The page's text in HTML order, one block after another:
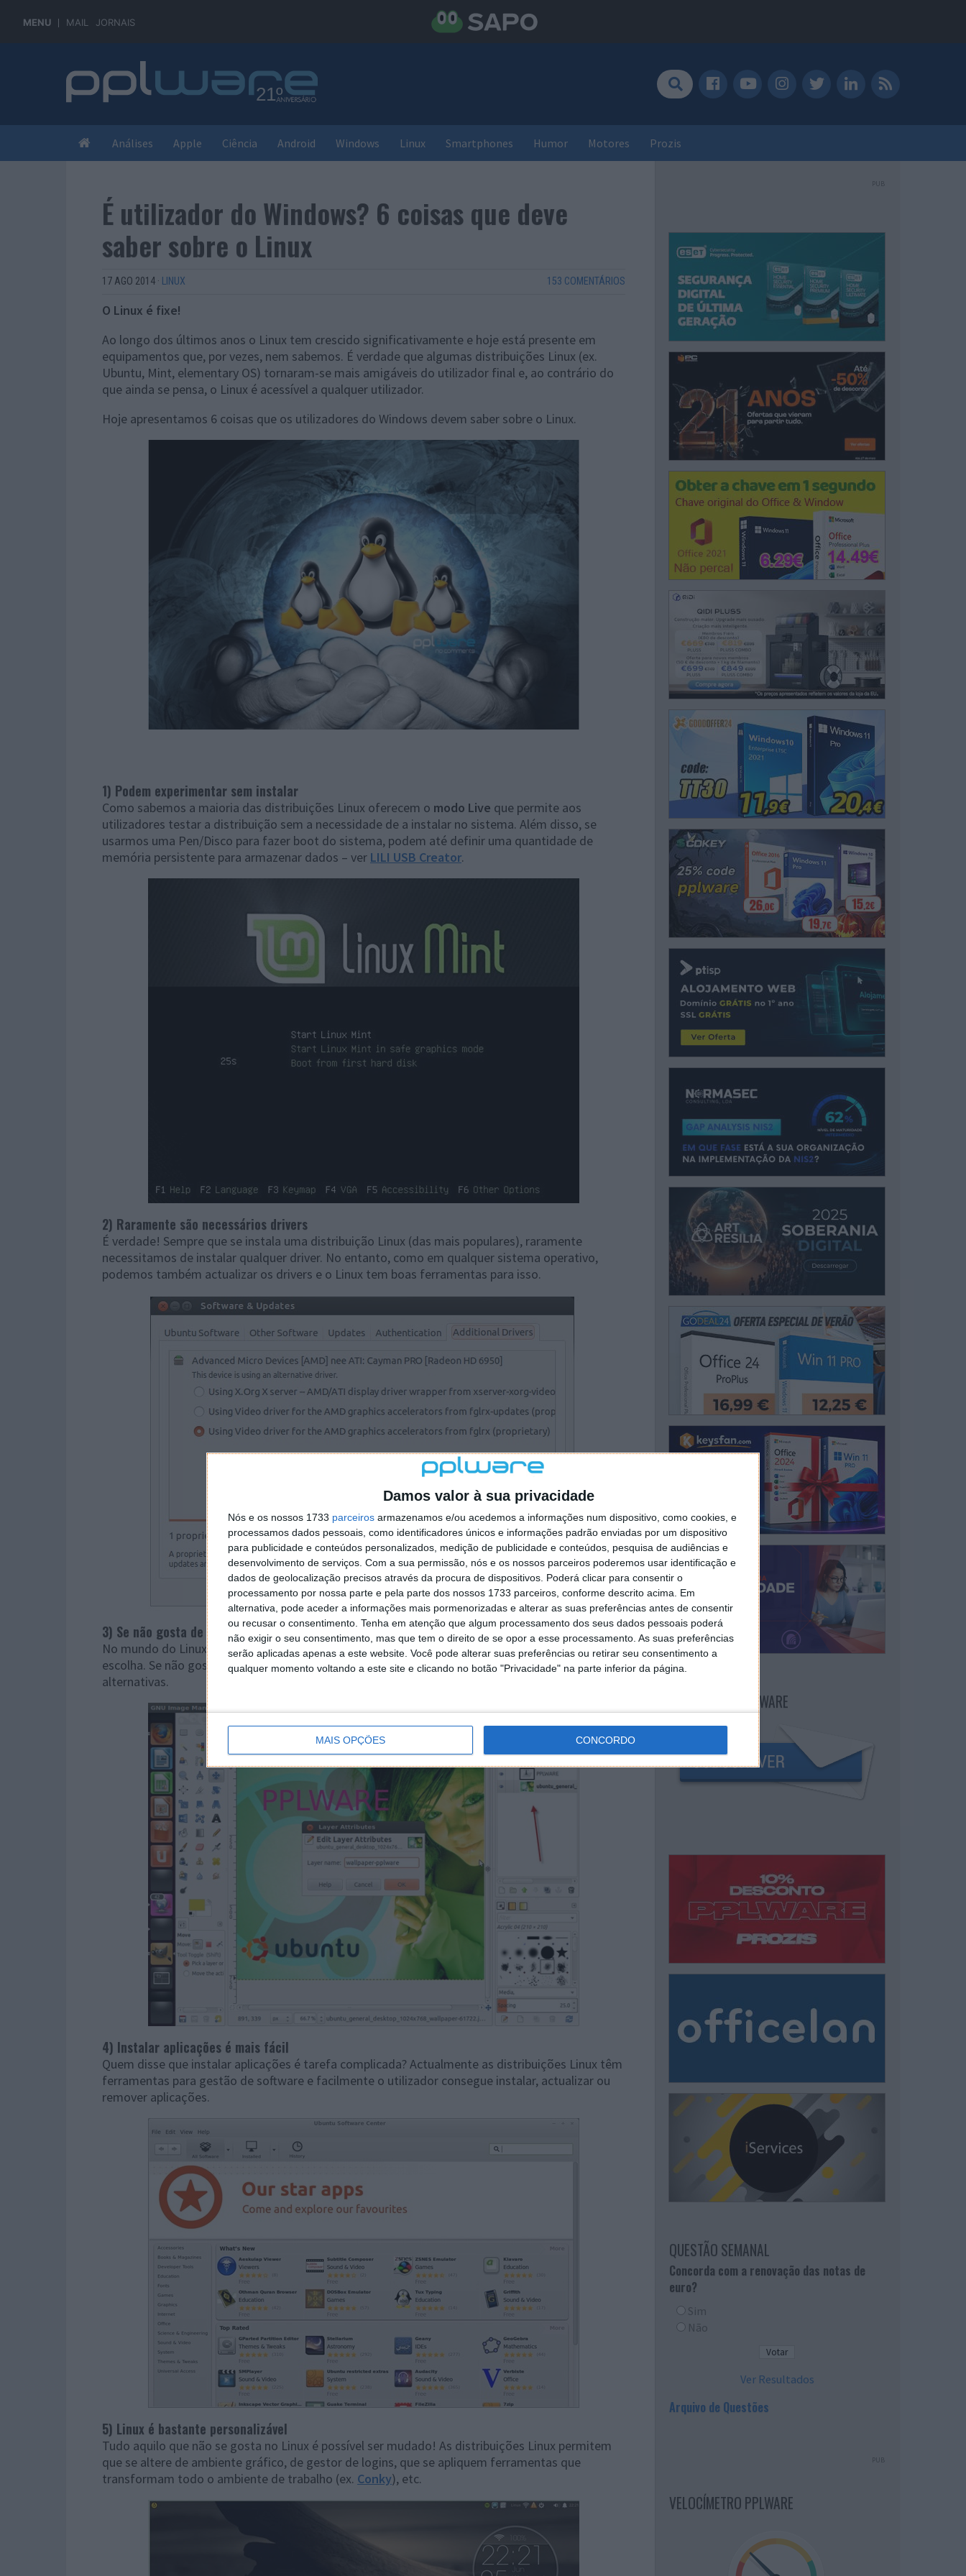
Damos valor à sua privacidade
Nós e os nossos 1733 parceiros armazenamos e/ou acedemos a informações num dispositivo, como cookies, e
processamos dados pessoais, como identificadores únicos e informações padrão enviadas por um dispositivo
para publicidade e conteúdos personalizados, medição de publicidade e conteúdos, pesquisa de audiências e
desenvolvimento de serviços. Com a sua permissão, nós e os nossos parceiros poderemos usar identificação e
dados de geolocalização precisos através da procura de dispositivos. Poderá clicar para consentir o
processamento por nossa parte e pela parte dos nossos 1733 parceiros, conforme descrito acima. Em
alternativa, pode aceder a informações mais pormenorizadas e alterar as suas preferências antes de consentir
ou recusar o consentimento. Tenha em atenção que algum processamento dos seus dados pessoais poderá
não exigir o seu consentimento, mas que tem o direito de se opor a esse processamento. As suas preferências
serão aplicadas apenas a este website. Você pode alterar suas preferências ou retirar seu consentimento a
qualquer momento voltando a este site e clicando no botão "Privacidade" na parte inferior da página.
MAIS OPÇÕES CONCORDO
MENU MAIL JORNAIS
Análises Apple Ciência Android Windows Linux Smartphones Humor Motores Prozis
É utilizador do Windows? 6 coisas que deve
saber sobre o Linux
17 AGO 2014 · LINUX 153 COMENTÁRIOS
O Linux é fixe!
Ao longo dos últimos anos o Linux tem crescido significativamente e hoje está presente em
equipamentos que, por vezes, nem sabemos. É verdade que algumas distribuições Linux (ex.
Ubuntu, Mint, elementary OS) tornaram-se mais amigáveis do utilizador final e, ao contrário do
que ainda se pensa, o Linux é acessível a qualquer utilizador.
Hoje apresentamos 6 coisas que os utilizadores do Windows devem saber sobre o Linux.
1) Podem experimentar sem instalar
Como sabemos a maioria das distribuições Linux oferecem o modo Live que permite aos
utilizadores testar a distribuição sem a necessidade de a instalar no sistema. Além disso, se
usarmos uma Pen/Disco para fazer boot do sistema, podem até definir uma quantidade de
memória persistente para armazenar dados – ver LILI USB Creator.
2) Raramente são necessários drivers
É verdade! Sempre que se instala uma distribuição Linux (das mais populares), raramente
necessitamos de instalar qualquer driver. No entanto, como em qualquer sistema operativo,
podemos também actualizar os drivers e o Linux tem boas ferramentas para isso.
3) Se não gosta de uma distribuição/Software… há muitas mais
No mundo do Linux o utilizador escolhe. Se não gosta de uma distribuição, há milhares delas à
escolha. Se não gosta de um determinado software, normalmente há também sempre
alternativas.
4) Instalar aplicações é mais fácil
Quem disse que instalar aplicações é tarefa complicada? Actualmente as distribuições Linux têm
ferramentas para gestão de software e facilmente o utilizador consegue instalar, actualizar ou
remover aplicações.
5) Linux é bastante personalizável
Tudo aquilo que não se gosta no Linux é possível ser mudado! As distribuições Linux permitem
que se altere de ambiente gráfico, de gestor de logins, que se apliquem ferramentas que
transformam todo o ambiente de trabalho (ex. Conky), etc.
PUB
NEWSLETTER PPLWARE
QUESTÃO SEMANAL
Concorda com a renovação das notas de
euro?
Sim
Não
Ver Resultados
Arquivo de Questões
PUB
VELOCÍMETRO PPLWARE